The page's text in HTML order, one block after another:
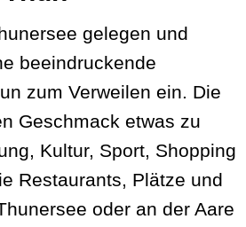
gelegen und
beeindruckende
zum Verweilen ein. Die
Geschmack etwas zu
Kultur, Sport, Shopping
Restaurants, Plätze und
oder an der Aare